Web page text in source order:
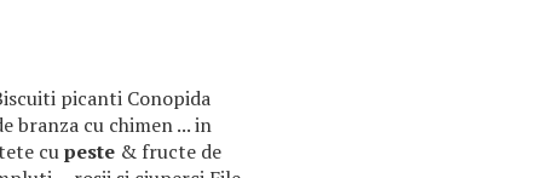
picanti Conopida
branza cu chimen ... in
cupeste & fructe de